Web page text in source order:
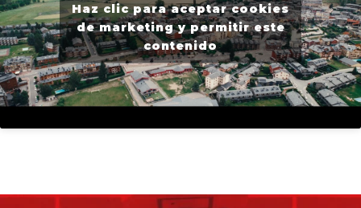
Haz clic para aceptar cookies
de marketing y permitir este
contenido